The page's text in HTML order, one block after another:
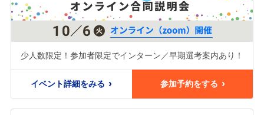
少人数限定！参加者限定でインターン／早期選考案内あり！
イベント詳細をみる 参加予約をする